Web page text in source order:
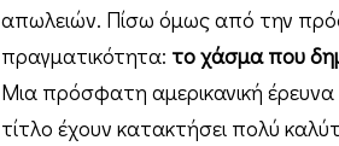
απωλειών. Πίσω όμως από την
πραγματικότητα: το χάσμα που
Μια πρόσφατη αμερικανική έρευνα
τίτλο έχουν κατακτήσει πολύ